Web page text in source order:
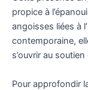
propice à
angoisses liées à
contemporaine,
s’ouvrir au
Pour approfondir